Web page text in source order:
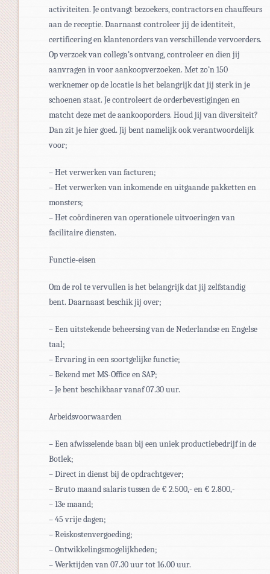
activiteiten. Je ontvangt bezoekers, contractors en chauffeurs
aan de receptie. Daarnaast controleer jij de identiteit,
certificering en klantenorders van verschillende vervoerders.
Op verzoek van collega’s ontvang, controleer en dien jij
aanvragen in voor aankoopverzoeken. Met zo’n 150
werknemer op de locatie is het belangrijk dat jij sterk in je
schoenen staat. Je controleert de orderbevestigingen en
matcht deze met de aankooporders. Houd jij van diversiteit?
Dan zit je hier goed. Jij bent namelijk ook verantwoordelijk
voor;
– Het verwerken van facturen;
– Het verwerken van inkomende en uitgaande pakketten en
monsters;
– Het coördineren van operationele uitvoeringen van
facilitaire diensten.
Functie-eisen
Om de rol te vervullen is het belangrijk dat jij zelfstandig
bent. Daarnaast beschik jij over;
– Een uitstekende beheersing van de Nederlandse en Engelse
taal;
– Ervaring in een soortgelijke functie;
– Bekend met MS-Office en SAP;
– Je bent beschikbaar vanaf 07.30 uur.
Arbeidsvoorwaarden
– Een afwisselende baan bij een uniek productiebedrijf in de
Botlek;
– Direct in dienst bij de opdrachtgever;
– Bruto maand salaris tussen de € 2.500,- en € 2.800,-
– 13e maand;
– 45 vrije dagen;
– Reiskostenvergoeding;
– Ontwikkelingsmogelijkheden;
– Werktijden van 07.30 uur tot 16.00 uur.